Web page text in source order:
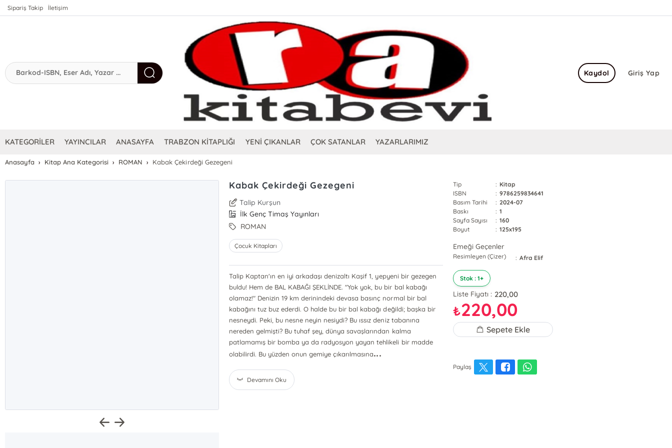
Sipariş Takip İletişim
Giriş Yap
Kaydol
KATEGORİLER YAYINCILAR ANASAYFA TRABZON KİTAPLIĞI YENİ ÇIKANLAR ÇOK SATANLAR YAZARLARIMIZ
Anasayfa Kitap Ana Kategorisi ROMAN Kabak Çekirdeği Gezegeni
Kabak Çekirdeği Gezegeni
Talip Kurşun
İlk Genç Timaş Yayınları
ROMAN
Çocuk Kitapları
Talip Kaptan'ın en iyi arkadaşı denizaltı Kaşif 1, yepyeni bir gezegen
buldu! Hem de BAL KABAĞI ŞEKLİNDE. "Yok yok, bu bir bal kabağı
olamaz!" Denizin 19 km derinindeki devasa basınç normal bir bal
kabağını tuz buz ederdi. O halde bu bir bal kabağı değildi; başka bir
nesneydi. Peki, bu nesne neyin nesiydi? Bu ıssız deniz tabanına
nereden gelmişti? Bu tuhaf şey, dünya savaşlarından kalma
patlamamış bir bomba ya da radyosyon yayan tehlikeli bir madde
olabilirdi. Bu yüzden onun gemiye çıkarılmasına...
Devamını Oku
Tip : Kitap
ISBN
: 9786259834641
Basım Tarihi
: 2024-07
Baskı
: 1
Sayfa Sayısı
: 160
Boyut
: 125x195
Emeği Geçenler
Resimleyen (Çizer) : Afra Elif
Stok : 1+
Liste Fiyatı : 220,00
₺220,00
Sepete Ekle
Paylaş